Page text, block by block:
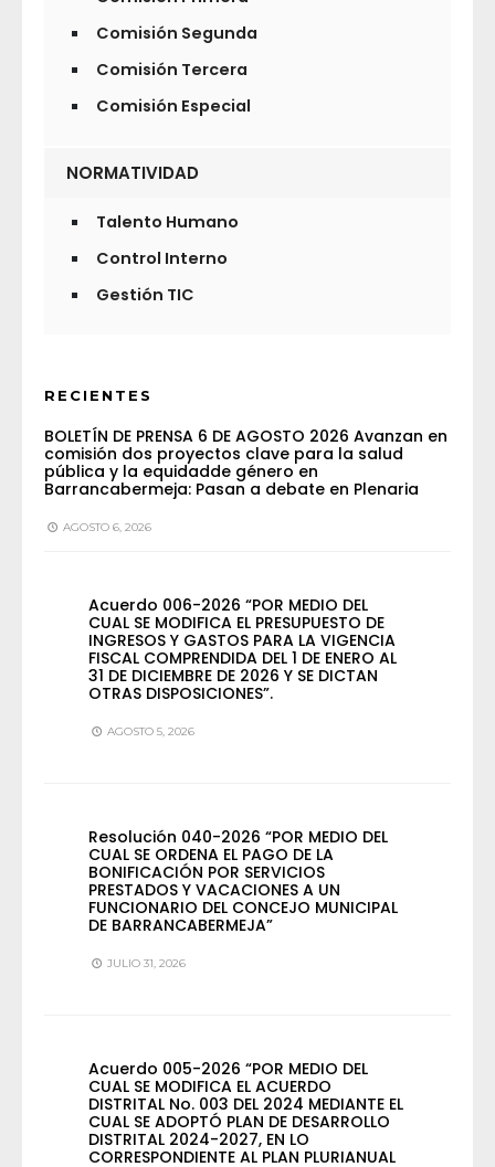
Comisión Segunda
Comisión Tercera
Comisión Especial
NORMATIVIDAD
Talento Humano
Control Interno
Gestión TIC
RECIENTES
BOLETÍN DE PRENSA 6 DE AGOSTO 2026 Avanzan en
comisión dos proyectos clave para la salud
pública y la equidadde género en
Barrancabermeja: Pasan a debate en Plenaria
AGOSTO 6, 2026
Acuerdo 006-2026 “POR MEDIO DEL
CUAL SE MODIFICA EL PRESUPUESTO DE
INGRESOS Y GASTOS PARA LA VIGENCIA
FISCAL COMPRENDIDA DEL 1 DE ENERO AL
31 DE DICIEMBRE DE 2026 Y SE DICTAN
OTRAS DISPOSICIONES”.
AGOSTO 5, 2026
Resolución 040-2026 “POR MEDIO DEL
CUAL SE ORDENA EL PAGO DE LA
BONIFICACIÓN POR SERVICIOS
PRESTADOS Y VACACIONES A UN
FUNCIONARIO DEL CONCEJO MUNICIPAL
DE BARRANCABERMEJA”
JULIO 31, 2026
Acuerdo 005-2026 “POR MEDIO DEL
CUAL SE MODIFICA EL ACUERDO
DISTRITAL No. 003 DEL 2024 MEDIANTE EL
CUAL SE ADOPTÓ PLAN DE DESARROLLO
DISTRITAL 2024-2027, EN LO
CORRESPONDIENTE AL PLAN PLURIANUAL